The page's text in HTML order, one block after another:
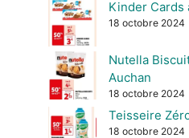
Kinder Cards
18 octobre 2024
Nutella
Auchan
18 octobre 2024
Teisseire
18 octobre 2024